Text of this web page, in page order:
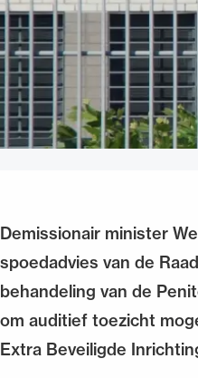
Demissionair minister
spoedadvies van de
behandeling van de
om auditief toezicht
Extra Beveiligde